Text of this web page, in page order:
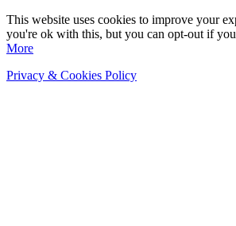
This website uses cookies to improve your
you're ok with this, but you can opt-out if
More
Privacy & Cookies Policy